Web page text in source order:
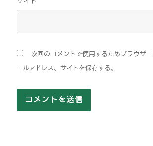
次回のコメントで使用するためブラウザ
ールアドレス、サイトを保存する。